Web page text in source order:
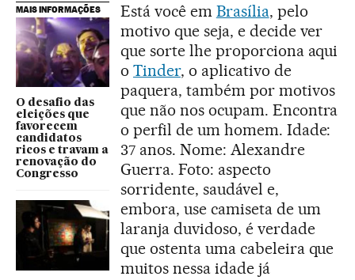
MAIS INFORMAÇÕES
O desafio das
eleições que
favorecem
candidatos
ricos e travam a
renovação do
Congresso
Está você em Brasília, pelo
motivo que seja, e decide ver
que sorte lhe proporciona aqui
o Tinder, o aplicativo de
paquera, também por motivos
que não nos ocupam. Encontra
o perfil de um homem. Idade:
37 anos. Nome: Alexandre
Guerra. Foto: aspecto
sorridente, saudável e,
embora, use camiseta de um
laranja duvidoso, é verdade
que ostenta uma cabeleira que
muitos nessa idade já